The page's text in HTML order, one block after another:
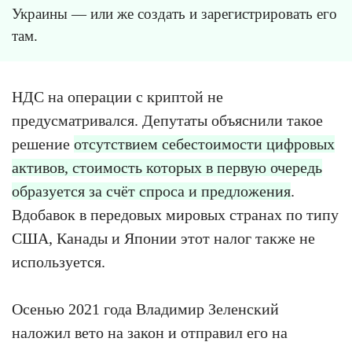
Украины — или же создать и зарегистрировать его
там.
НДС на операции с криптой не
предусматривался. Депутаты объяснили такое
решение отсутствием себестоимости цифровых
активов, стоимость которых в первую очередь
образуется за счёт спроса и предложения.
Вдобавок в передовых мировых странах по типу
США, Канады и Японии этот налог также не
используется.
Осенью 2021 года Владимир Зеленский
наложил вето на закон и отправил его на